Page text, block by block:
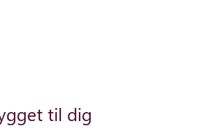
til dig